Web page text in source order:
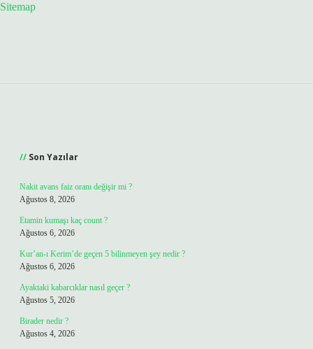
Sitemap
Son Yazılar
Nakit avans faiz oranı değişir mi ?
Ağustos 8, 2026
Etamin kumaşı kaç count ?
Ağustos 6, 2026
Kur’an-ı Kerim’de geçen 5 bilinmeyen şey nedir ?
Ağustos 6, 2026
Ayaktaki kabarcıklar nasıl geçer ?
Ağustos 5, 2026
Birader nedir ?
Ağustos 4, 2026